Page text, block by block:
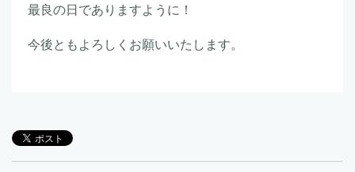
最良の日でありますように！
今後ともよろしくお願いいたします。